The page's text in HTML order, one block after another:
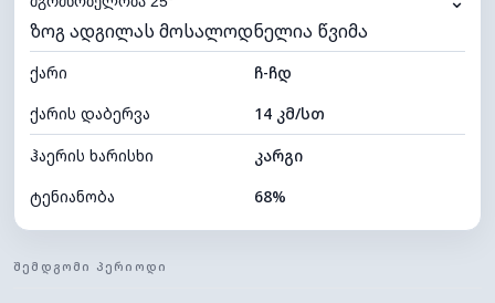
ხილვადობა
10 კმ
განათების ინდექსი 0 (ბნელი)
ღრუბლის სიმაღლე 8400 მ
ზოგ ადგილას მოსალოდნელია წვიმა
ქარი
ჩ-ჩდ
ქარის დაბერვა
14 კმ/სთ
ჰაერის ხარისხი
კარგი
ტენიანობა
68%
ღრუბლიანობა
ᲨᲔᲛᲓᲒᲝᲛᲘ ᲞᲔᲠᲘᲝᲓᲘ